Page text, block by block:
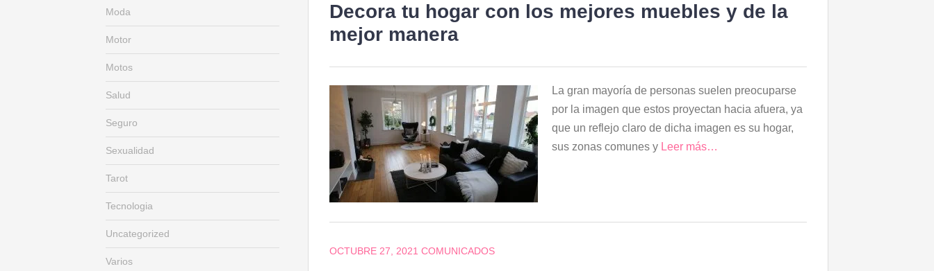
Decora tu hogar con los mejores muebles y de la
mejor manera
La gran mayoría de personas suelen preocuparse
por la imagen que estos proyectan hacia afuera, ya
que un reflejo claro de dicha imagen es su hogar,
sus zonas comunes y Leer más…
OCTUBRE 27, 2021 COMUNICADOS
Moda
Motor
Motos
Salud
Seguro
Sexualidad
Tarot
Tecnologia
Uncategorized
Varios